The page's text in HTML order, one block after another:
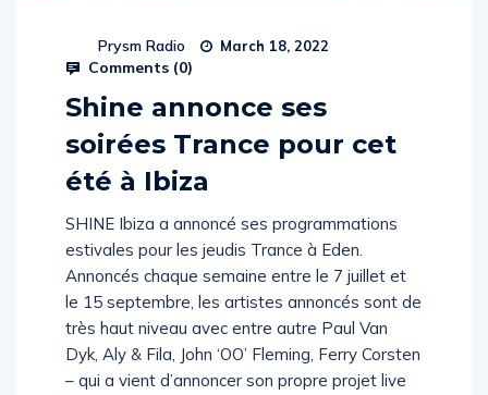
Prysm Radio March 18, 2022
Comments (0)
Shine annonce ses
soirées Trance pour cet
été à Ibiza
SHINE Ibiza a annoncé ses programmations
estivales pour les jeudis Trance à Eden.
Annoncés chaque semaine entre le 7 juillet et
le 15 septembre, les artistes annoncés sont de
très haut niveau avec entre autre Paul Van
Dyk, Aly & Fila, John ‘OO’ Fleming, Ferry Corsten
– qui a vient d’annoncer son propre projet live